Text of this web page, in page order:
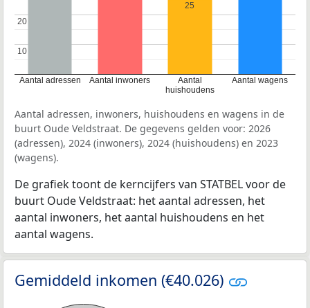
Aantal adressen Aantal inwoners
Aantal
huishoudens
Aantal wagens
10
10
20
20
25
Aantal adressen, inwoners, huishoudens en wagens in de
buurt Oude Veldstraat. De gegevens gelden voor: 2026
(adressen), 2024 (inwoners), 2024 (huishoudens) en 2023
(wagens).
De grafiek toont de kerncijfers van STATBEL voor de
buurt Oude Veldstraat: het aantal adressen, het
aantal inwoners, het aantal huishoudens en het
aantal wagens.
Gemiddeld inkomen (€40.026)